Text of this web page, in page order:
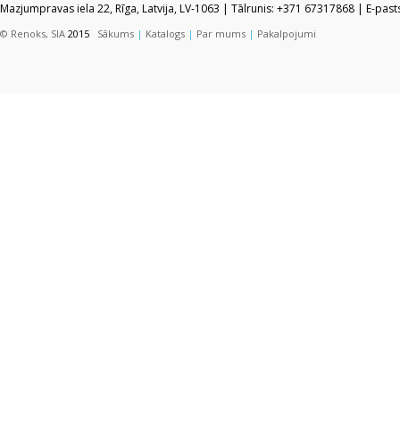
Mazjumpravas iela 22, Rīga, Latvija, LV-1063 | Tālrunis: +371 67317868 | E-
© Renoks, SIA 2015 Sākums | Katalogs | Par mums | Pakalpojumi